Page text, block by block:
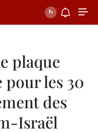
plaque
les 30
des
Israël